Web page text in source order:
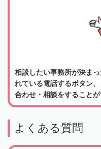
相談したい事務所が決ま
れている電話するボタン
合わせ・相談をすることが
よくある質問